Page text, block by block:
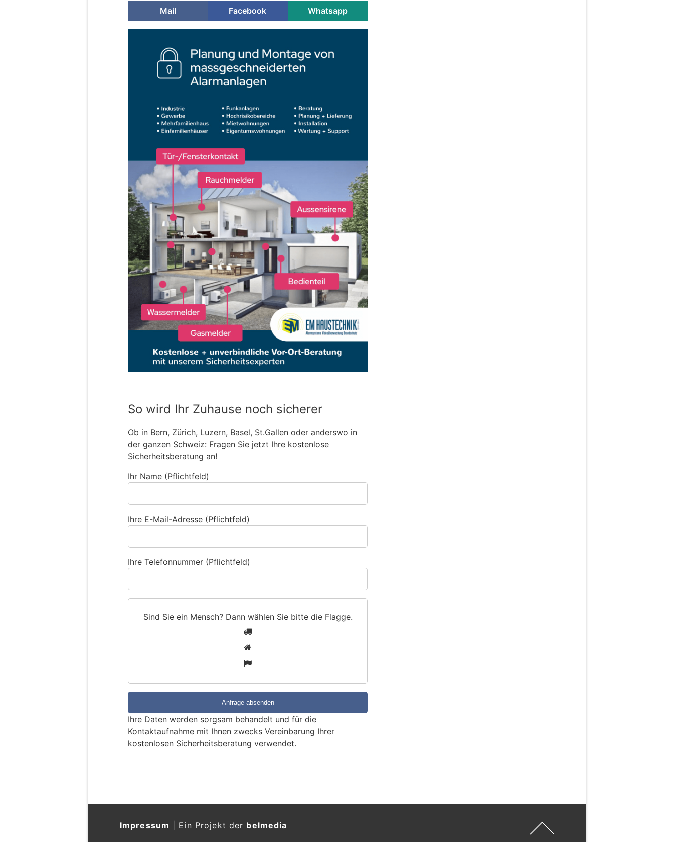
Mail
Facebook Whatsapp
So wird Ihr Zuhause noch sicherer
Ob in Bern, Zürich, Luzern, Basel, St.Gallen oder anderswo in
der ganzen Schweiz: Fragen Sie jetzt Ihre kostenlose
Sicherheitsberatung an!
Ihr Name (Pflichtfeld)
Ihre E-Mail-Adresse (Pflichtfeld)
Ihre Telefonnummer (Pflichtfeld)
Sind Sie ein Mensch? Dann wählen Sie bitte die Flagge.
e
i
n
M
Ihre Daten werden sorgsam behandelt und für die
Kontaktaufnahme mit Ihnen zwecks Vereinbarung Ihrer
kostenlosen Sicherheitsberatung verwendet.
Impressum Ein Projekt der belmedia